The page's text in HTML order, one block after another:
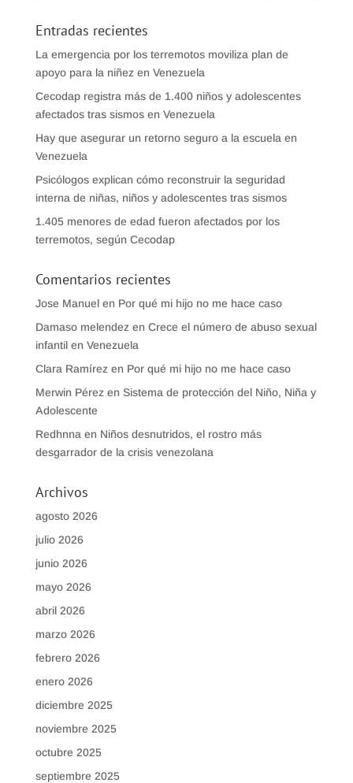
Entradas recientes
La emergencia por los terremotos moviliza plan de
apoyo para la niñez en Venezuela
Cecodap registra más de 1.400 niños y adolescentes
afectados tras sismos en Venezuela
Hay que asegurar un retorno seguro a la escuela en
Venezuela
Psicólogos explican cómo reconstruir la seguridad
interna de niñas, niños y adolescentes tras sismos
1.405 menores de edad fueron afectados por los
terremotos, según Cecodap
Comentarios recientes
Jose Manuelen Por qué mi hijo no me hace caso
Damaso melendez en Crece el número de abuso sexual
infantil en Venezuela
Clara Ramírez en Por qué mi hijo no me hace caso
Merwin Pérez en Sistema de protección del Niño, Niña y
Adolescente
Redhnna en Niños desnutridos, el rostro más
desgarrador de la crisis venezolana
Archivos
agosto 2026
julio 2026
junio 2026
mayo 2026
abril 2026
marzo 2026
febrero 2026
enero 2026
diciembre 2025
noviembre 2025
octubre 2025
septiembre 2025